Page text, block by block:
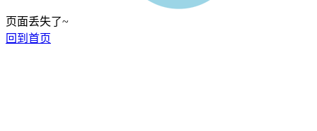
页面丢失了~
回到首页